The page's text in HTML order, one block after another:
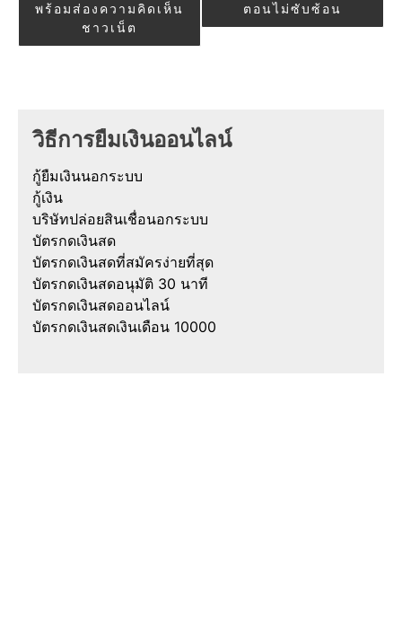
พร้อมส่องความคิดเห็น
ชาวเน็ต
ตอนไม่ซับซ้อน
วิธีการยืมเงินออนไลน์
กู้ยืมเงินนอกระบบ
กู้เงิน
บริษัทปล่อยสินเชื่อนอกระบบ
บัตรกดเงินสด
บัตรกดเงินสดที่สมัครง่ายที่สุด
บัตรกดเงินสดอนุมัติ 30 นาที
บัตรกดเงินสดออนไลน์
บัตรกดเงินสดเงินเดือน 10000